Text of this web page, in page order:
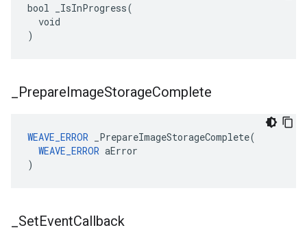
bool _IsInProgress(
  void
)
PrepareImageStorageComplete
WEAVE_ERROR _PrepareImageStorageComplete(
WEAVE_ERROR aError
)
SetEventCallback